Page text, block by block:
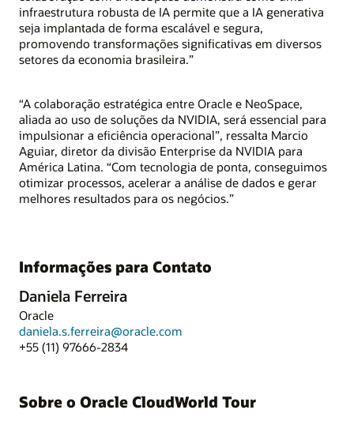
infraestrutura robusta de IA permite que a IA generativa
seja implantada de forma escalável e segura,
promovendo transformações significativas em diversos
setores da economia brasileira.”
“A colaboração estratégica entre Oracle e NeoSpace,
aliada ao uso de soluções da NVIDIA, será essencial para
impulsionar a eficiência operacional”, ressalta Marcio
Aguiar, diretor da divisão Enterprise da NVIDIA para
América Latina. “Com tecnologia de ponta, conseguimos
otimizar processos, acelerar a análise de dados e gerar
melhores resultados para os negócios.”
Informações para Contato
Daniela Ferreira
Oracle
daniela.s.ferreira@oracle.com
+55 (11) 97666-2834
Sobre o Oracle CloudWorld Tour